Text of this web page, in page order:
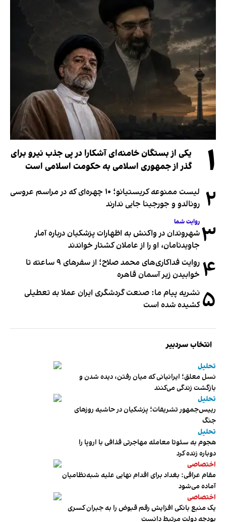
۱
یکی از بستگان خامنه‌ای آشکارا در پی جذب نیرو برای
گذر از جمهوری اسلامی به حکومت اسلامی است
۲
لیست ممنوعه کریستیانو؛ ۱۰ چهره‌ای که در مراسم عروسی
رونالدو و جورجینا جایی ندارند
۳ روایت شما
شهروندان در واکنش به اظهارات پزشکیان درباره آمار
جاویدنامان، او را از عاملان کشتار خواندند
۴
روایت فداکاری‌های محمد صلاح؛ از سفرهای ۹ ساعته تا
خوابیدن زیر آسمان قاهره
۵ نشریه پیام ما: صنعت گردشگری ایران عملا به تعطیلی
کشیده شده است
انتخاب سردبیر
تحلیل
نسل معلق؛ ایرانیانی که میان رفتن، دیده شدن و
بازگشت زندگی می‌کنند
تحلیل
رییس‌جمهور تشریفات؛ پزشکیان در حاشیه روزهای
جنگ
تحلیل
هجوم به سئوتا معامله مهاجرتی قذافی با اروپا را
دوباره زنده کرد
اختصاصی
مقام عراقی: بغداد برای اقدام نهایی علیه شبه‌نظامیان
آماده می‌شود
اختصاصی
یک منبع بانکی افزایش رقم قبوض را به جبران کسری
بودجه دولت مرتبط دانست